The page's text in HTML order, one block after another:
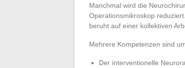
Manchmal wird die
Operationsmikroskop
beruht auf einer kollektiven
Mehrere Kompetenzen sind
Der interventionelle